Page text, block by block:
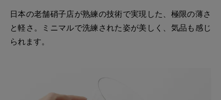
日本の老舗硝子店が熟練の技術で実現した、極限の薄さ
と軽さ。ミニマルで洗練された姿が美しく、気品も感じ
られます。